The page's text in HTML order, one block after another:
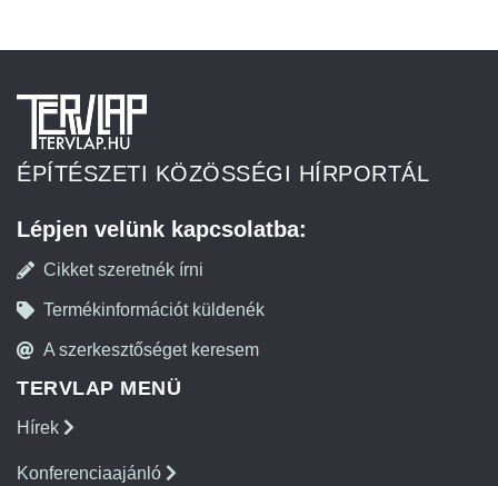
ÉPÍTÉSZETI KÖZÖSSÉGI HÍRPORTÁL
Lépjen velünk kapcsolatba:
Cikket szeretnék írni
Termékinformációt küldenék
A szerkesztőséget keresem
TERVLAP MENÜ
Hírek
Konferenciaajánló